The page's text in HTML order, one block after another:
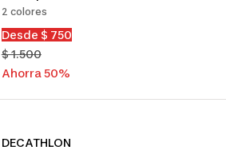
2 colores
Precio
de
venta
Desde $ 750
Precio
normal
$ 1.500
Ahorra 50%
DECATHLON